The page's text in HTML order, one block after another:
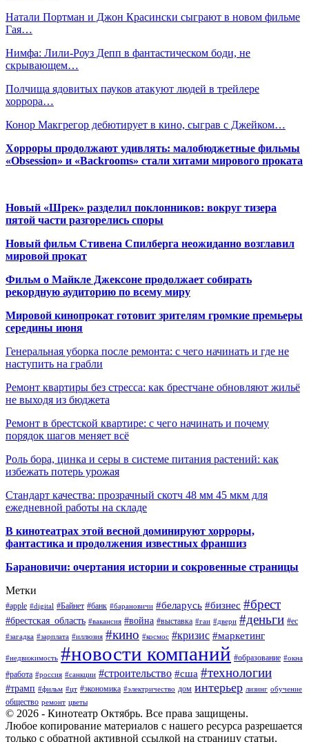
Натали Портман и Джон Красински сыграют в новом фильме
Гая…
Нимфа: Лили-Роуз Депп в фантастическом боди, не
скрывающем…
Полчища ядовитых пауков атакуют людей в трейлере
хоррора…
Конор Макгрегор дебютирует в кино, сыграв с Джейком…
Хорроры продолжают удивлять: малобюджетные фильмы
«Obsession» и «Backrooms» стали хитами мирового проката
Новый «Шрек» разделил поклонников: вокруг тизера
пятой части разгорелись споры
Новый фильм Стивена Спилберга неожиданно возглавил
мировой прокат
Фильм о Майкле Джексоне продолжает собирать
рекордную аудиторию по всему миру
Мировой кинопрокат готовит зрителям громкие премьеры
середины июня
Генеральная уборка после ремонта: с чего начинать и где не
наступить на грабли
Ремонт квартиры без стресса: как брестчане обновляют жильё
не выходя из бюджета
Ремонт в брестской квартире: с чего начинать и почему
порядок шагов меняет всё
Роль бора, цинка и серы в системе питания растений: как
избежать потерь урожая
Стандарт качества: прозрачный скотч 48 мм 45 мкм для
ежедневной работы на складе
В кинотеатрах этой весной доминируют хорроры,
фантастика и продолжения известных франшиз
Барановичи: очертания истории и сокровенные страницы
Метки
#apple #digital #Байнет #банк #барановичи #беларусь #бизнес #брест
#брестская_область #вакансия #война #выставка #гаи #двери #деньги #ес
#загадка #зарплата #иллюзия #кино #космос #кризис #маркетинг
#недвижимость #новости компаний #образование #окна
#работа #россия #санкции #строительство #сша #технологии
#трамп #фильм #цт #экономика #электричество дом интерьер лизинг обучение
общество ремонт цветы
© 2026 - Кинотеатр Октябрь. Все права защищены.
Любое копирование материалов с нашего ресурса разрешается
только с обратной активной ссылкой на страницу статьи.